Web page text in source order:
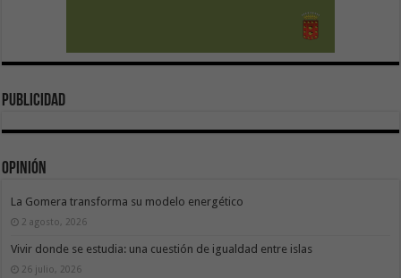
publicidad
Opinión
La Gomera transforma su modelo energético
2 agosto, 2026
Vivir donde se estudia: una cuestión de igualdad entre islas
26 julio, 2026